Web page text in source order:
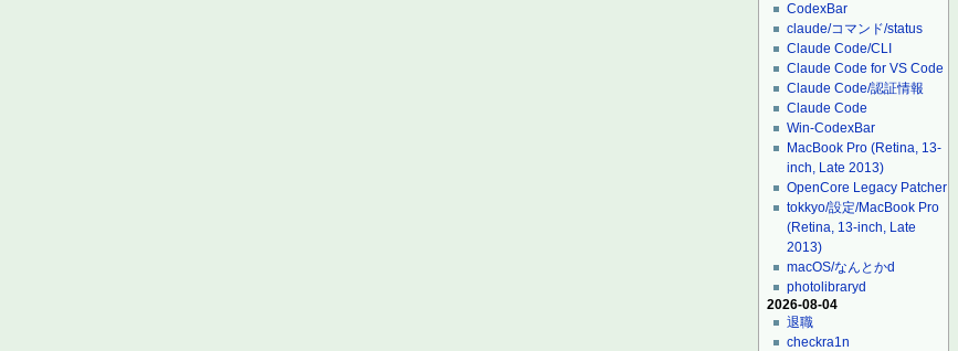
CodexBar
claude/コマンド/status
Claude Code/CLI
Claude Code for VS Code
Claude Code/認証情報
Claude Code
Win-CodexBar
MacBook Pro (Retina, 13-
inch, Late 2013)
OpenCore Legacy Patcher
tokkyo/設定/MacBook Pro
(Retina, 13-inch, Late
2013)
macOS/なんとかd
photolibraryd
2026-08-04
退職
checkra1n